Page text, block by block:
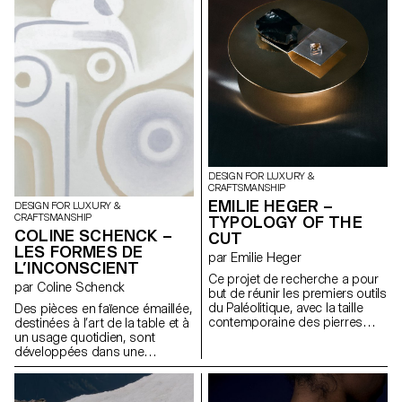
l’écriture chinoise. Ensemble,
ces pièces créent un équilibre
entre solidité, douceur et
élégance.
cellulosique utilisé dans les
décors de théâtre pour sa
légèreté, sa solidité et sa
texture. Ce matériau a permis
de réinterpréter une forme
archaïque à l’aide d’outils
numériques et de gestes
manuels. La géométrie semble
instinctive mais est maîtrisée.
Le projet explore la manière
peuvent renaître à travers les
outils d’aujourd’hui.
DESIGN FOR LUXURY &
CRAFTSMANSHIP
COLINE SCHENCK –
LES FORMES DE
L’INCONSCIENT
par Coline Schenck
Des pièces en faïence émaillée,
destinées à l’art de la table et à
un usage quotidien, sont
développées dans une
recherche mêlant bien-être
mental et design sensoriel. Des
études en neurosciences et en
DESIGN FOR LUXURY &
CRAFTSMANSHIP
EMILIE HEGER –
TYPOLOGY OF THE
CUT
par Emilie Heger
Ce projet de recherche a pour
but de réunir les premiers outils
du Paléolitique, avec la taille
contemporaine des pierres
survie des premiers Hommes,
les techniques ainsi que les
gestes liés de la taille de la